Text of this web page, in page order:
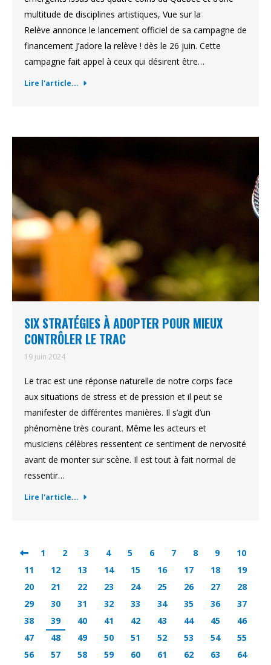
multitude de disciplines artistiques, Vue sur la
Relève annonce le lancement officiel de sa campagne de
financement J’adore la relève ! dès le 26 juin. Cette
campagne fait appel à ceux qui désirent être…
Lire l'article...
SIX STRATÉGIES À ADOPTER POUR MIEUX
CONTRÔLER LE TRAC
19 juin 2024
Le trac est une réponse naturelle de notre corps face
aux situations de stress et de pression et il peut se
manifester de différentes manières. Il s’agit d’un
phénomène très courant. Même les acteurs et
musiciens célèbres ressentent ce sentiment de nervosité
avant de monter sur scène. Il est tout à fait normal de
ressentir…
Lire l'article...
1 2 3 4 5 6 7 8 9
10
11
12 13 14 15 16 17 18
19
20
21 22 23 24 25 26 27
28
29
30 31 32 33 34 35 36
37
38
39 40 41 42 43 44 45
46
47
48 49 50 51 52 53 54
55
56
57 58 59 60 61 62 63
64